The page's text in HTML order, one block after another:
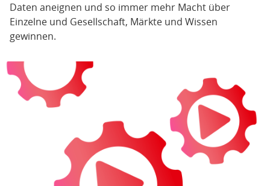
Daten aneignen und so immer mehr Macht über
Einzelne und Gesellschaft, Märkte und Wissen
gewinnen.